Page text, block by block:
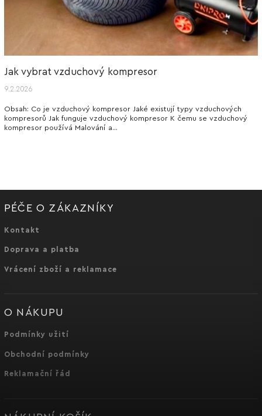
Jak vybrat vzduchový kompresor
9.2.2026
Obsah: Co je vzduchový kompresor Jaké existují typy vzduchových
kompresorů Jak funguje vzduchový kompresor K čemu se vzduchový
kompresor používá Malování a...
PÉČE O ZÁKAZNÍKY
Kontakt
Doprava a platba
Vrácení zboží a reklamace
O NÁKUPU
Podmínky užití
Obchodní podmínky
Reklamační řád